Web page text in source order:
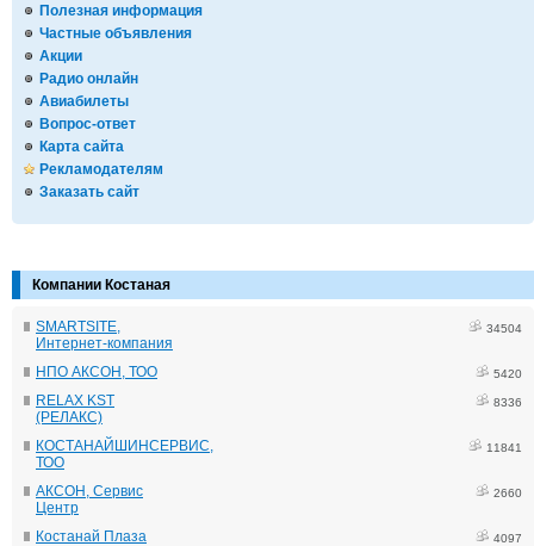
Полезная информация
Частные объявления
Акции
Радио онлайн
Авиабилеты
Вопрос-ответ
Карта сайта
Рекламодателям
Заказать сайт
Компании Костаная
SMARTSITE,
Интернет-компания
34504
НПО АКСОН, ТОО 5420
RELAX KST
(РЕЛАКС)
8336
КОСТАНАЙШИНСЕРВИС,
ТОО
11841
АКСОН, Сервис
Центр
2660
Костанай Плаза 4097